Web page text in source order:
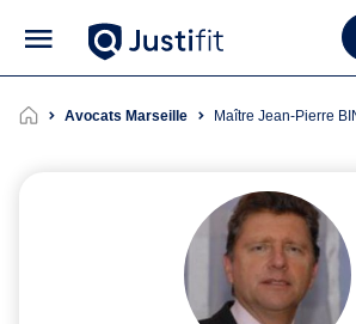
Avocats Marseille Maître Jean-Pierre